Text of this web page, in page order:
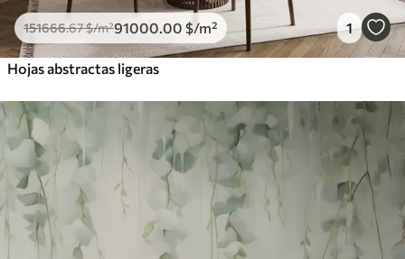
151666.67$/m²91000 .00 $/m² 1
Hojas abstractas ligeras